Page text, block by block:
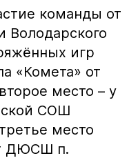
команды от
Володарского
игр
«Комета» от
место – у
СОШ
место
ДЮСШ п.